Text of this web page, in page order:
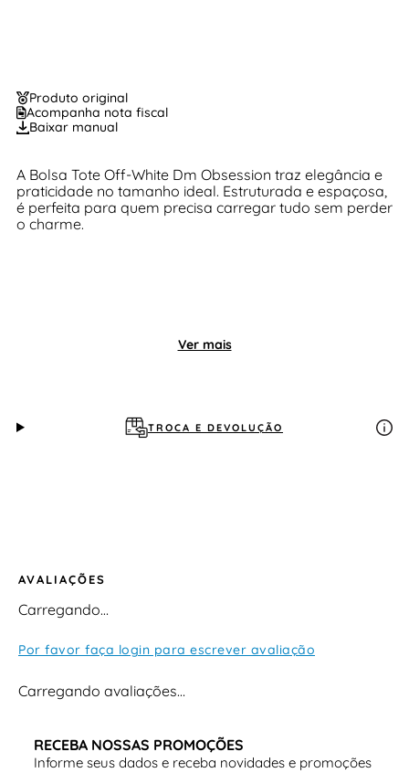
Produto original
Acompanha nota fiscal
Baixar manual
A Bolsa Tote Off-White Dm Obsession traz elegância e
praticidade no tamanho ideal. Estruturada e espaçosa,
é perfeita para quem precisa carregar tudo sem perder
o charme.
Ver mais
TROCA E DEVOLUÇÃO
AVALIAÇÕES
Carregando…
Por favor faça login para escrever avaliação
Carregando avaliações…
RECEBA NOSSAS PROMOÇÕES
Informe seus dados e receba novidades e promoções